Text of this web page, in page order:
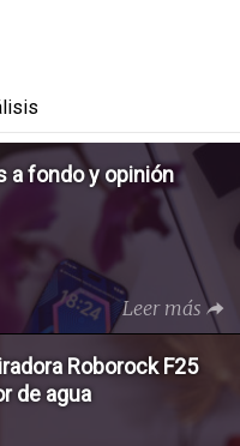
a fondo y opinión
Leer más
Roborock F25
de agua